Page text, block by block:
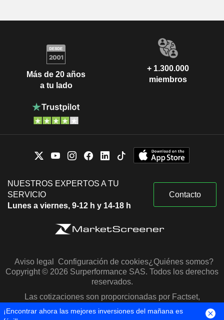
Más de 20 años
a tu lado
+ 1.300.000
miembros
NUESTROS EXPERTOS A TU
SERVICIO
Lunes a viernes, 9-12 h y 14-18 h
Contacto
Aviso legal Configuración de cookies¿Quiénes somos?
Copyright © 2026 Surperformance SAS. Todos los derechos
reservados.
Las cotizaciones son proporcionadas por Factset,
Morningstar y S&P Capital IQ
¡Encontrar ahora las mejores inversiones del mañana es